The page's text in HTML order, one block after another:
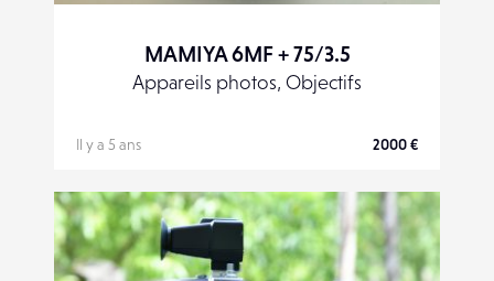
MAMIYA 6MF + 75/3.5
Appareils photos, Objectifs
Il y a 5 ans 2000 €